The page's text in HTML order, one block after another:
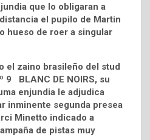
que lo obligaran a
el pupilo de Martin
hueso de roer a singular
el zaino brasileño del stud
9 BLANC DE NOIRS, su
enjundia le adjudica
inminente segunda presea
Minetto indicado a
de pistas muy